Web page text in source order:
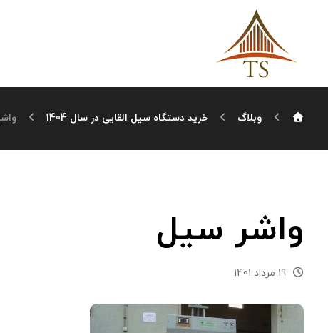
وبلاگ خرید دستگاه سیل القایی در سال 1404
واشر سیل
19 مرداد 1401